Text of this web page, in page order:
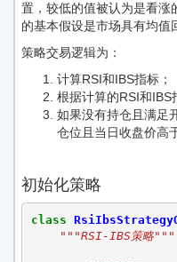
置，较低的值被认为是看涨
的基本假设是市场具有均值
策略交易逻辑为：
计算RSI和IBS指标；
根据计算的RSI和IBS
如果没有持仓且满足
仓位且当日收盘价高
初始化策略
class
"""RSI-IBS策略"""